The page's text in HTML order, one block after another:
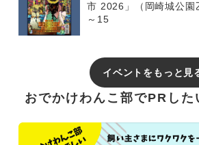
市 2026」（岡崎城公園
～15
イベントをもっと見
おでかけわんこ部でPRした